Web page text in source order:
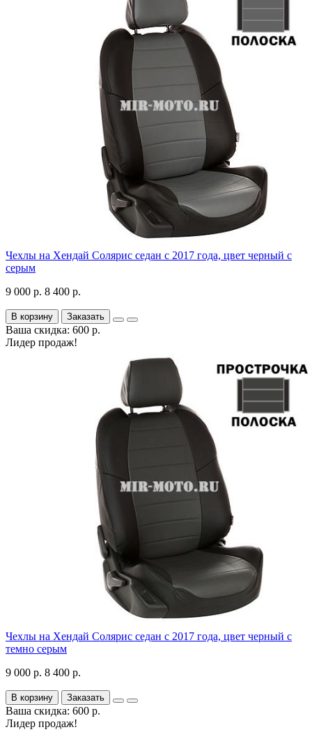
Чехлы на Хендай Солярис седан с 2017 года, цвет черный с
серым
9 000 р. 8 400 р.
В корзину Заказать
Ваша скидка: 600 р.
Лидер продаж!
Чехлы на Хендай Солярис седан с 2017 года, цвет черный с
темно серым
9 000 р. 8 400 р.
В корзину Заказать
Ваша скидка: 600 р.
Лидер продаж!